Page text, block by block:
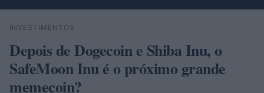
Buscar
INVESTIMENTOS
Depois de Dogecoin e Shiba Inu, o
SafeMoon Inu é o próximo grande
memecoin?